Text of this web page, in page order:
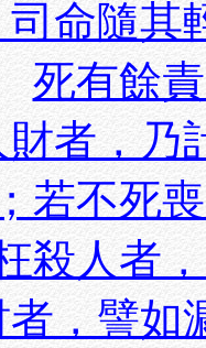
命隨其
死有餘
財者，乃
若不死
殺人者
，譬如